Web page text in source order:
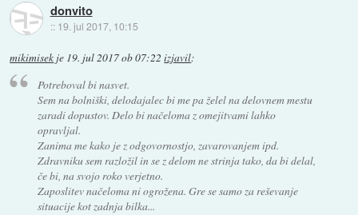
donvito
:: 19. jul 2017, 10:15
mikimisek je 19. jul 2017 ob 07:22 izjavil:
Potreboval bi nasvet.
Sem na bolniški, delodajalec bi me pa želel na delovnem mestu
zaradi dopustov. Delo bi načeloma z omejitvami lahko
opravljal.
Zanima me kako je z odgovornostjo, zavarovanjem ipd.
Zdravniku sem razložil in se z delom ne strinja tako, da bi delal,
če bi, na svojo roko verjetno.
Zaposlitev načeloma ni ogrožena. Gre se samo za reševanje
situacije kot zadnja bilka...